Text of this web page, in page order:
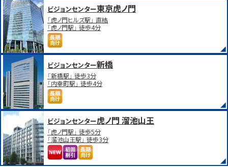
ビジョンセンター東京虎ノ門
「虎ノ門ヒルズ駅」 直結
「虎ノ門駅」 徒歩4分
ビジョンセンター新橋
「新橋駅」 徒歩3分
「内幸町駅」 徒歩4分
ビジョンセンター虎ノ門 溜池山王
「虎ノ門駅」 徒歩5分
「溜池山王駅」 徒歩3分